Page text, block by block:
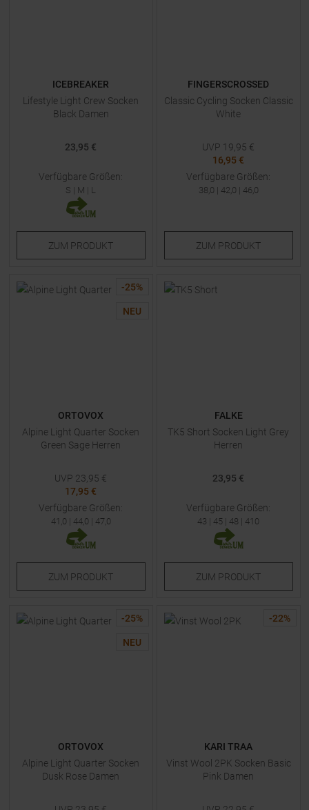
ICEBREAKER
Lifestyle Light Crew Socken
Black Damen
23,95 €
Verfügbare Größen:
S | M | L
ZUM PRODUKT
FINGERSCROSSED
Classic Cycling Socken Classic
White
UVP 19,95 €
16,95 €
Verfügbare Größen:
38,0 | 42,0 | 46,0
ZUM PRODUKT
-25%
NEU
ORTOVOX
Alpine Light Quarter Socken
Green Sage Herren
UVP 23,95 €
17,95 €
Verfügbare Größen:
41,0 | 44,0 | 47,0
ZUM PRODUKT
FALKE
TK5 Short Socken Light Grey
Herren
23,95 €
Verfügbare Größen:
43 | 45 | 48 | 410
ZUM PRODUKT
-25%
NEU
ORTOVOX
Alpine Light Quarter Socken
Dusk Rose Damen
-22%
KARI TRAA
Vinst Wool 2PK Socken Basic
Pink Damen